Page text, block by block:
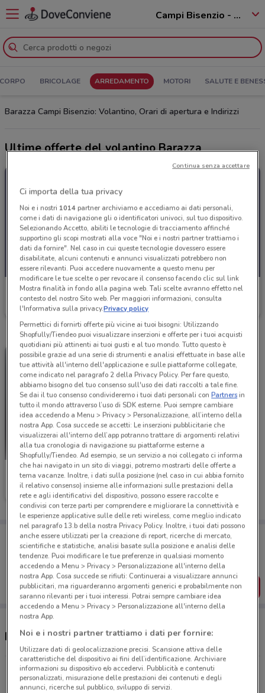
Campi Bisenzio - 50013
BRICOLAGE ARREDAMENTO MOTORI SALUTE E
Barazza Campi Bisenzio: Volantino, Orari di apertura e Indirizzi
Ultime offerte del volantino Barazza
Barazza
Scade il 31/12
Barazza
Scade il 31/12 10.3 km
Porta DoveConviene sempre con te!
Puoi trovare le migliori offerte dei negozi vicino a te,
salvarle e creare la tua lista del risparmio, comodamente
dal tuo cellulare.
SCARICA L’APP
Negozi Barazza a Campi Bisenzio
Viale Francesco Redi, 33 Firenze
10.3 km
Ci importa della tua privacy
Noi e i nostri 1014partner archiviamo e accediamo ai dati personali,
come i dati di navigazione gli o identificatori univoci, sul tuo dispositivo.
Selezionando Accetto, abiliti le tecnologie di tracciamento affinché
supportino gli scopi mostrati alla voce "Noi e i nostri partner trattiamo i
dati da fornire". Nel caso in cui queste tecnologie dovessero essere
disabilitate, alcuni contenuti e annunci visualizzati potrebbero non
essere rilevanti. Puoi accedere nuovamente a questo menu per
modificare le tue scelte o per revocare il consenso facendo clic sul link
Mostra finalità in fondo alla pagina web. Tali scelte avranno effetto nel
contesto del nostro Sito web. Per maggiori informazioni, consulta
l'Informativa sulla privacy.Privacy policy
Permettici di fornirti offerte più vicine ai tuoi bisogni: Utilizzando
Shopfully/Tiendeo puoi visualizzare inserzioni e offerte per i tuoi acquisti
quotidiani più attinenti ai tuoi gusti e al tuo mondo. Tutto questo è
possibile grazie ad una serie di strumenti e analisi effettuate in base alle
tue attività all'interno dell'applicazione e sulle piattaforme collegate,
come indicato nel paragrafo 2 della Privacy Policy. Per fare questo,
abbiamo bisogno del tuo consenso sull'uso dei dati raccolti a tale fine.
Se dai il tuo consenso condivideremo i tuoi dati personali conPartnersin
tutto il mondo attraverso l’uso di SDK esterne. Puoi sempre cambiare
idea accedendo a Menu > Privacy > Personalizzazione, all’interno della
nostra App. Cosa succede se accetti: Le inserzioni pubblicitarie che
visualizzerai all'interno dell’app potranno trattare di argomenti relativi
alla tua cronologia di navigazione su piattaforme esterne a
Shopfully/Tiendeo. Ad esempio, se un servizio a noi collegato ci informa
che hai navigato in un sito di viaggi, potremo mostrarti delle offerte a
tema vacanze. Inoltre, i dati sulla posizione (nel caso in cui abbia fornito
il relativo consenso) insieme alle informazioni sulle prestazioni della
rete e agli identificativi del dispositivo, possono essere raccolte e
condivisi con terze parti per comprendere e migliorare la connettività e
le esperienze applicative sulle delle reti wireless, come meglio indicato
nel paragrafo 13.b della nostra Privacy Policy. Inoltre, i tuoi dati possono
anche essere utilizzati per la creazione di report, ricerche di mercato,
scientifiche e statistiche, analisi basate sulla posizione e analisi delle
tendenze. Puoi modificare le tue preferenze in qualsiasi momento
accedendo a Menu > Privacy > Personalizzazione all'interno della
nostra App. Cosa succede se rifiuti: Continuerai a visualizzare annunci
pubblicitari, ma riguarderanno argomenti generici e probabilmente non
saranno rilevanti per i tuoi interessi. Potrai sempre cambiare idea
accedendo a Menu > Privacy > Personalizzazione all'interno della
nostra App.
Noi e i nostri partner trattiamo i dati per fornire:
Utilizzare dati di geolocalizzazione precisi. Scansione attiva delle
caratteristiche del dispositivo ai fini dell’identificazione. Archiviare
informazioni su dispositivo e/o accedervi. Pubblicità e contenuti
personalizzati, misurazione delle prestazioni dei contenuti e degli
annunci, ricerche sul pubblico, sviluppo di servizi.
Continua senza accettare